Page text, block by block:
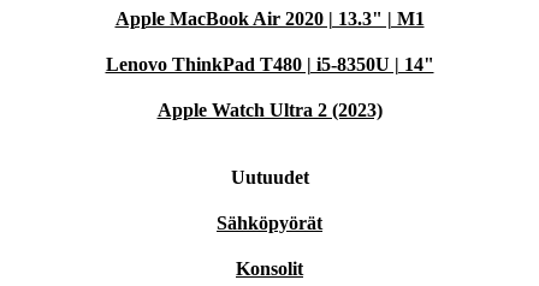
Apple MacBook Air 2020 | 13.3" | M1
Lenovo ThinkPad T480 | i5-8350U | 14"
Apple Watch Ultra 2 (2023)
Uutuudet
Sähköpyörät
Konsolit